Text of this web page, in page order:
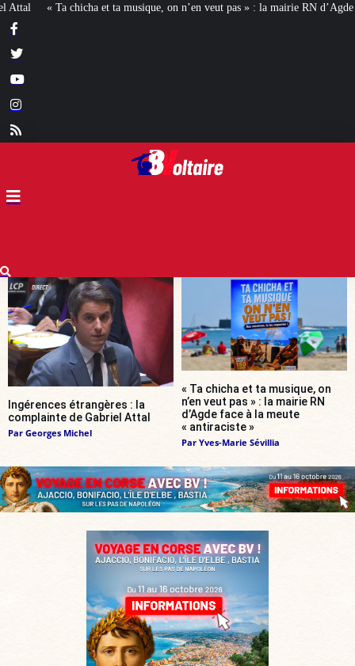
n’en veut pas » : la mairie RN d’Agde face à la meute « antiraciste »
Ingérences étrangères : la
complainte de Gabriel Attal
Par Georges Michel
« Ta chicha et ta musique, on
n’en veut pas » : la mairie RN
d’Agde face à la meute
« antiraciste »
Par Yves-Marie Sévillia